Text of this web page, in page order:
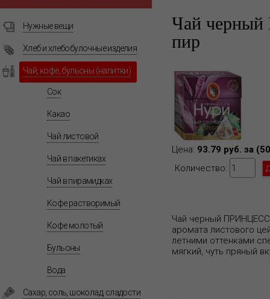
Нужные вещи
Хлеб и хлебобулочные изделия
Чай, кофе, бульоны (напитки)
Сок
Какао
Чай листовой
Чай в пакетиках
Чай в пирамидках
Кофе растворимый
Кофе молотый
Бульоны
Вода
Сахар, соль, шоколад, сладости
Чай
пир
Цена: 93.79 руб. за
Количество:
Чай черный
аромата листового
летними оттенками
мягкий, чуть пряный